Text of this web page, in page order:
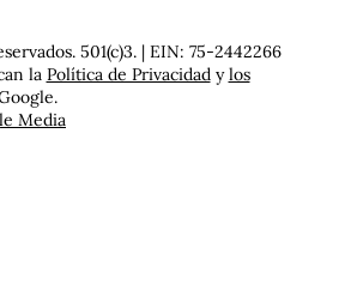
501(c)3. | EIN: 75-2442266
la Política de Privacidadylos
Media